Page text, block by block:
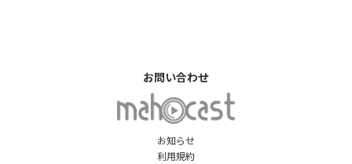
お知らせ
利用規約
お問い合わせ